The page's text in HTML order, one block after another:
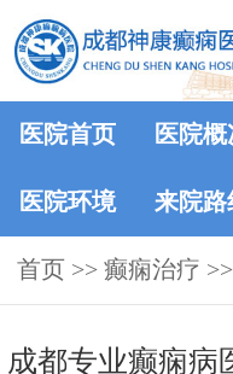
医院首页 医院概
医院环境 来院路
首页 >> 癫痫治疗
成都专业癫痫病